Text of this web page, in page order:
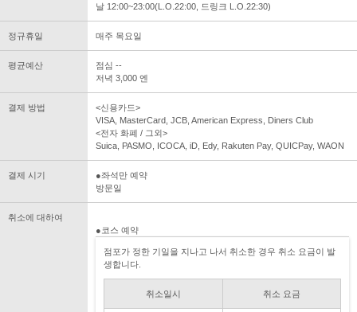
날 12:00~23:00(L.O.22:00, 드링크 L.O.22:30)
정규휴일 매주 목요일
평균예산
점심 --
저녁 3,000 엔
결제 방법
<신용카드>
VISA, MasterCard, JCB, American Express, Diners Club
<전자 화폐 / 그외>
Suica, PASMO, ICOCA, iD, Edy, Rakuten Pay, QUICPay, WAON
결제 시기
●좌석만 예약
방문일
취소에 대하여
●코스 예약
점포가 정한 기일을 지나고 나서 취소한 경우 취소 요금이 발
생합니다.
취소일시 취소 요금